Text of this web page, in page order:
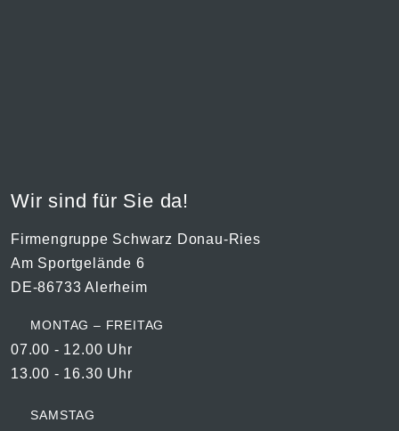
Wir sind für Sie da!
Firmengruppe Schwarz Donau-Ries
Am Sportgelände 6
DE-86733 Alerheim
MONTAG – FREITAG
07.00 - 12.00 Uhr
13.00 - 16.30 Uhr
SAMSTAG